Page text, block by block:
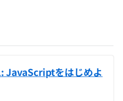
JavaScriptをはじめよ